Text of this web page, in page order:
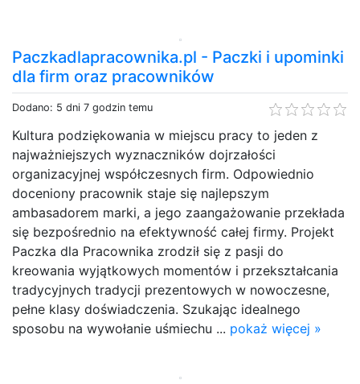
Paczkadlapracownika.pl - Paczki i upominki
dla firm oraz pracowników
Dodano: 5 dni 7 godzin temu
Kultura podziękowania w miejscu pracy to jeden z
najważniejszych wyznaczników dojrzałości
organizacyjnej współczesnych firm. Odpowiednio
doceniony pracownik staje się najlepszym
ambasadorem marki, a jego zaangażowanie przekłada
się bezpośrednio na efektywność całej firmy. Projekt
Paczka dla Pracownika zrodził się z pasji do
kreowania wyjątkowych momentów i przekształcania
tradycyjnych tradycji prezentowych w nowoczesne,
pełne klasy doświadczenia. Szukając idealnego
sposobu na wywołanie uśmiechu ... pokaż więcej »